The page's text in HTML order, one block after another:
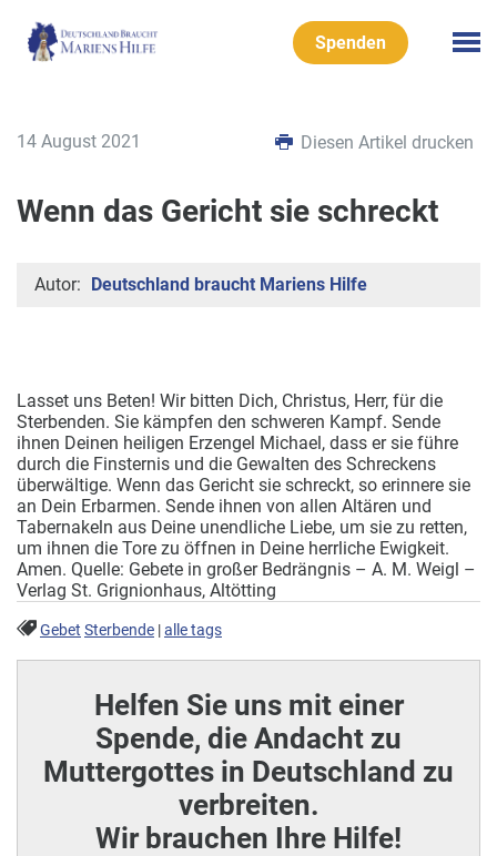
Spenden
14 August 2021 Diesen Artikel drucken
Wenn das Gericht sie schreckt
Autor: Deutschland braucht Mariens Hilfe
Lasset uns Beten! Wir bitten Dich, Christus, Herr, für die
Sterbenden. Sie kämpfen den schweren Kampf. Sende
ihnen Deinen heiligen Erzengel Michael, dass er sie führe
durch die Finsternis und die Gewalten des Schreckens
überwältige. Wenn das Gericht sie schreckt, so erinnere sie
an Dein Erbarmen. Sende ihnen von allen Altären und
Tabernakeln aus Deine unendliche Liebe, um sie zu retten,
um ihnen die Tore zu öffnen in Deine herrliche Ewigkeit.
Amen. Quelle: Gebete in großer Bedrängnis – A. M. Weigl –
Verlag St. Grignionhaus, Altötting
Gebet Sterbende |alle tags
Helfen Sie uns mit einer
Spende, die Andacht zu
Muttergottes in Deutschland zu
verbreiten.
Wir brauchen Ihre Hilfe!